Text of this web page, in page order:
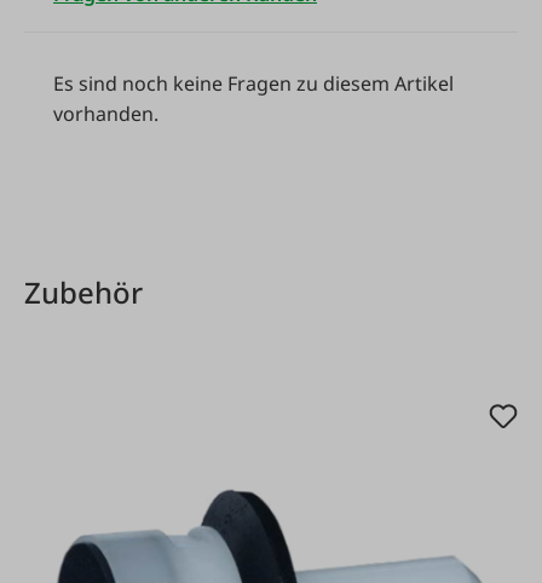
Max. Leitungsdruck 8 bar.
200x95x100 mm (LxBxH)
Es sind noch keine Fragen zu diesem Artikel
vorhanden.
Produktgalerie überspringen
Zubehör